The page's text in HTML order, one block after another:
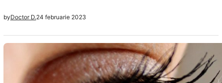
memorie care se agraveaza progresiv si afecteaza si alte
parti ale creierului. Raportat la frecventa tipurilor de
dementa, dementa cu Corpi Lewy este pe locul doi daca
ne referim la…
byDoctor D.24 februarie 2023